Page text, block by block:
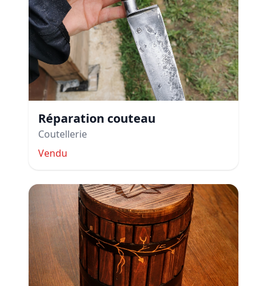
Réparation couteau
Coutellerie
Vendu